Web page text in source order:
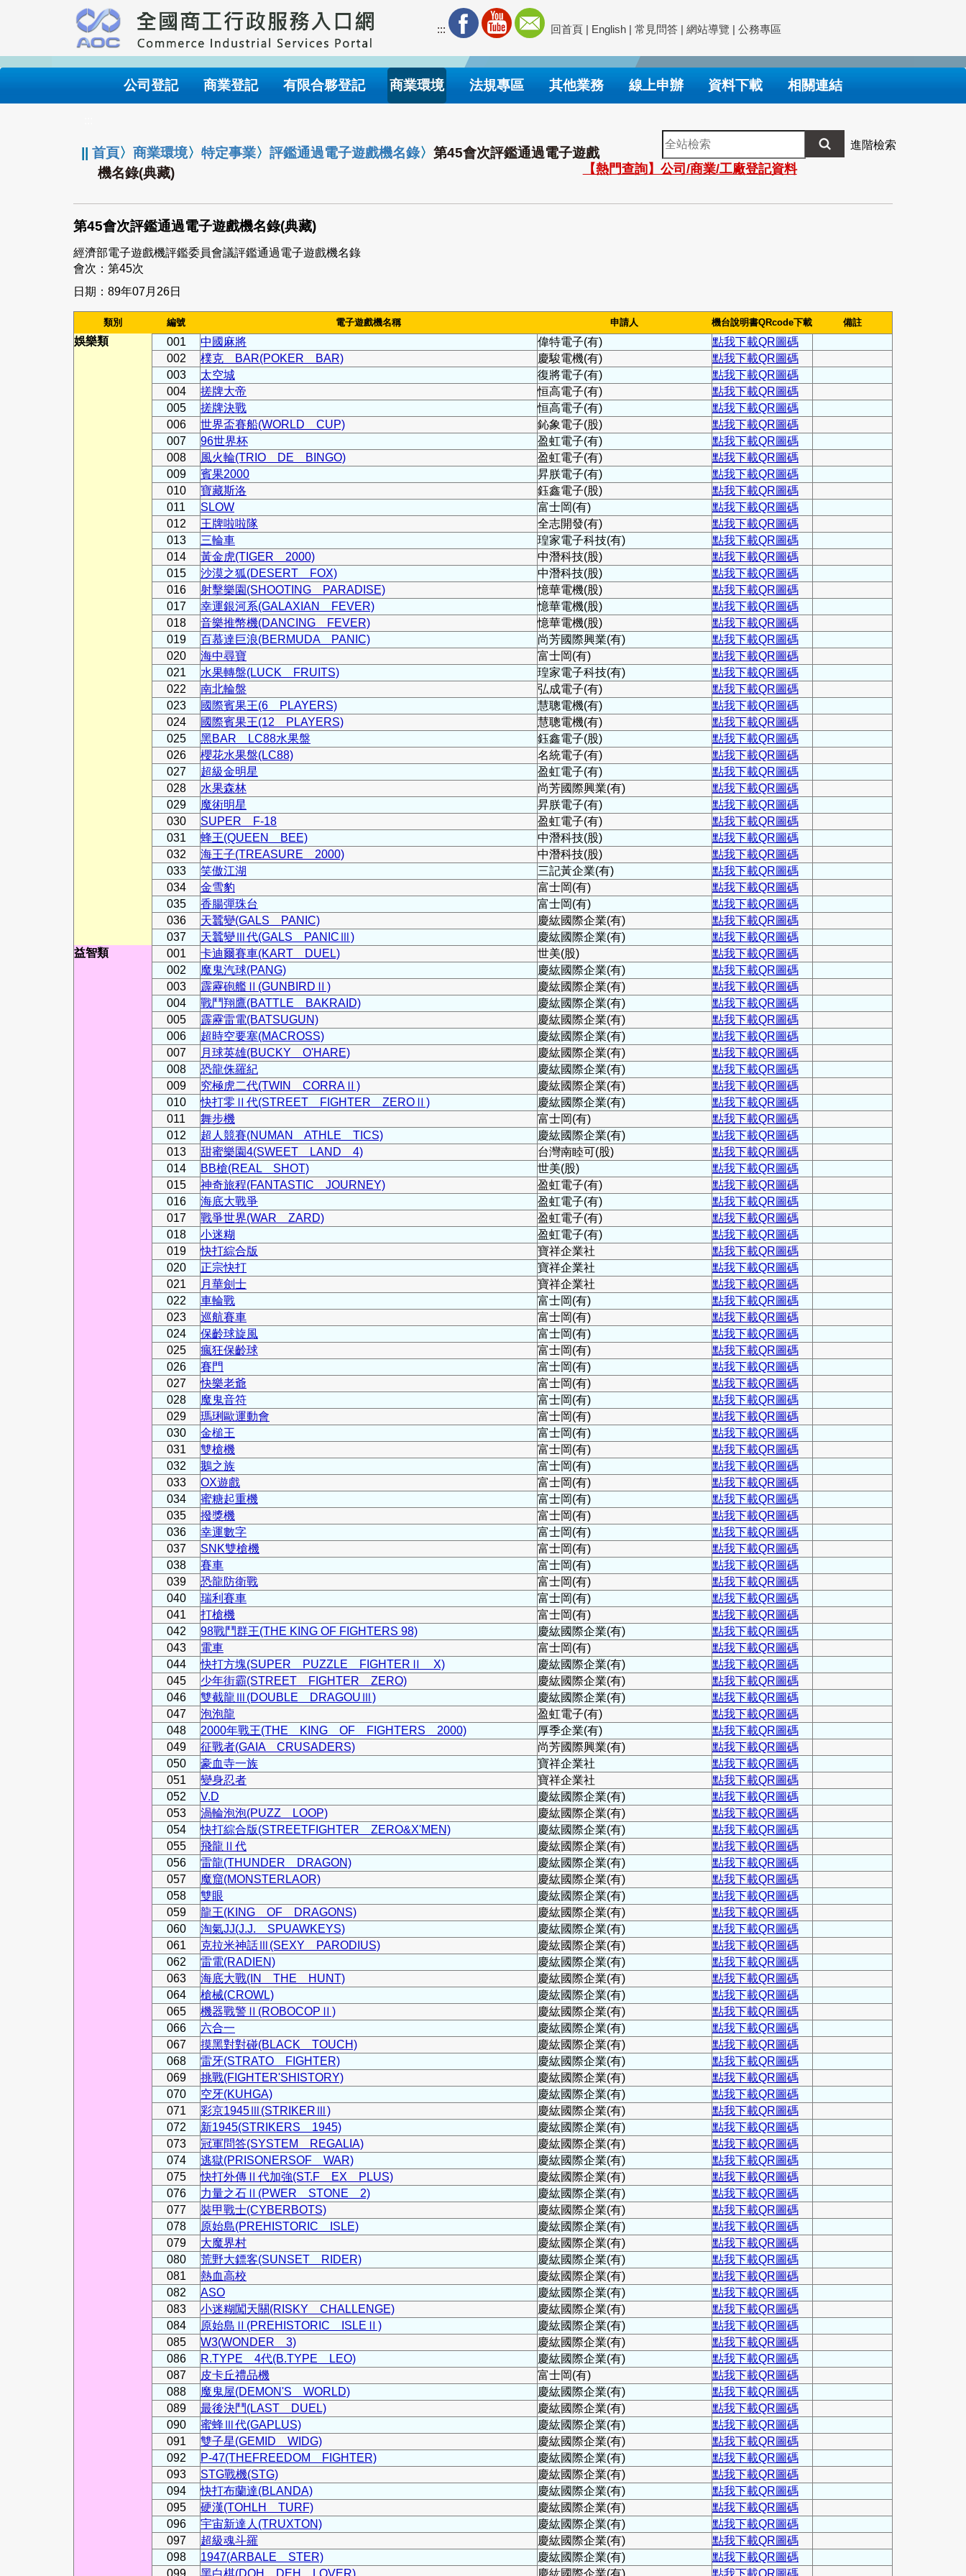
要
內
::: 回首頁 | English | 常見問答 | 網站導覽 | 公務專區
公司登記 商業登記 有限合夥登記 商業環境 法規專區 其他業務 線上申辦 資料下載 相關連結
||首頁〉商業環境〉特定事業〉評鑑通過電子遊戲機名錄〉第45會次評鑑通過電子遊戲
機名錄(典藏)
全
站
檢
進階檢索
【熱門查詢】公司/商業/工廠登記資料
第45會次評鑑通過電子遊戲機名錄(典藏)
經濟部電子遊戲機評鑑委員會議評鑑通過電子遊戲機名錄
會次：第45次
日期：89年07月26日
類別 編號 電子遊戲機名稱 申請人 機台說明書QRcode下載 備註
娛樂類 001 中國麻將 偉特電子(有)
點我下載QR圖碼
002
樸克 BAR(POKER BAR) 慶駿電機(有)
點我下載QR圖碼
003
太空城 復將電子(有)
點我下載QR圖碼
004
搓牌大帝 恒高電子(有)
點我下載QR圖碼
005
搓牌決戰 恒高電子(有)
點我下載QR圖碼
006
世界盃賽船(WORLD CUP) 鈊象電子(股)
點我下載QR圖碼
007
96世界杯 盈虹電子(有)
點我下載QR圖碼
008
風火輪(TRIO DE BINGO) 盈虹電子(有)
點我下載QR圖碼
009
賓果2000 昇朕電子(有)
點我下載QR圖碼
010
寶藏斯洛 鈺鑫電子(股)
點我下載QR圖碼
011
SLOW 富士岡(有)
點我下載QR圖碼
012
王牌啦啦隊 全志開發(有)
點我下載QR圖碼
013
三輪車 瑝家電子科技(有)
點我下載QR圖碼
014
黃金虎(TIGER 2000) 中潛科技(股)
點我下載QR圖碼
015
沙漠之狐(DESERT FOX) 中潛科技(股)
點我下載QR圖碼
016
射擊樂園(SHOOTING PARADISE) 憶華電機(股)
點我下載QR圖碼
017
幸運銀河系(GALAXIAN FEVER) 憶華電機(股)
點我下載QR圖碼
018
音樂推幣機(DANCING FEVER) 憶華電機(股)
點我下載QR圖碼
019
百慕達巨浪(BERMUDA PANIC) 尚芳國際興業(有)
點我下載QR圖碼
020
海中尋寶 富士岡(有)
點我下載QR圖碼
021
水果轉盤(LUCK FRUITS) 瑝家電子科技(有)
點我下載QR圖碼
022
南北輪盤 弘成電子(有)
點我下載QR圖碼
023
國際賓果王(6 PLAYERS) 慧聰電機(有)
點我下載QR圖碼
024
國際賓果王(12 PLAYERS) 慧聰電機(有)
點我下載QR圖碼
025
黑BAR LC88水果盤 鈺鑫電子(股)
點我下載QR圖碼
026
櫻花水果盤(LC88) 名統電子(有)
點我下載QR圖碼
027
超級金明星 盈虹電子(有)
點我下載QR圖碼
028
水果森林 尚芳國際興業(有)
點我下載QR圖碼
029
魔術明星 昇朕電子(有)
點我下載QR圖碼
030
SUPER F-18 盈虹電子(有)
點我下載QR圖碼
031
蜂王(QUEEN BEE) 中潛科技(股)
點我下載QR圖碼
032
海王子(TREASURE 2000) 中潛科技(股)
點我下載QR圖碼
033
笑傲江湖 三記黃企業(有)
點我下載QR圖碼
034
金雪豹 富士岡(有)
點我下載QR圖碼
035
香腸彈珠台 富士岡(有)
點我下載QR圖碼
036
天蠶變(GALS PANIC) 慶紘國際企業(有)
點我下載QR圖碼
037
天蠶變Ⅲ代(GALS PANICⅢ) 慶紘國際企業(有)
點我下載QR圖碼
益智類
001 卡迪爾賽車(KART DUEL) 世美(股)
點我下載QR圖碼
002
魔鬼汽球(PANG) 慶紘國際企業(有)
點我下載QR圖碼
003
霹靂砲艦Ⅱ(GUNBIRDⅡ) 慶紘國際企業(有)
點我下載QR圖碼
004
戰鬥翔鷹(BATTLE BAKRAID) 慶紘國際企業(有)
點我下載QR圖碼
005
霹靂雷電(BATSUGUN) 慶紘國際企業(有)
點我下載QR圖碼
006
超時空要塞(MACROSS) 慶紘國際企業(有)
點我下載QR圖碼
007
月球英雄(BUCKY O'HARE) 慶紘國際企業(有)
點我下載QR圖碼
008
恐龍侏羅紀 慶紘國際企業(有)
點我下載QR圖碼
009
究極虎二代(TWIN CORRAⅡ) 慶紘國際企業(有)
點我下載QR圖碼
010
快打零Ⅱ代(STREET FIGHTER ZEROⅡ) 慶紘國際企業(有)
點我下載QR圖碼
011
舞步機 富士岡(有)
點我下載QR圖碼
012
超人競賽(NUMAN ATHLE TICS) 慶紘國際企業(有)
點我下載QR圖碼
013
甜蜜樂園4(SWEET LAND 4) 台灣南睦可(股)
點我下載QR圖碼
014
BB槍(REAL SHOT) 世美(股)
點我下載QR圖碼
015
神奇旅程(FANTASTIC JOURNEY) 盈虹電子(有)
點我下載QR圖碼
016
海底大戰爭 盈虹電子(有)
點我下載QR圖碼
017
戰爭世界(WAR ZARD) 盈虹電子(有)
點我下載QR圖碼
018
小迷糊 盈虹電子(有)
點我下載QR圖碼
019
快打綜合版 寶祥企業社
點我下載QR圖碼
020
正宗快打 寶祥企業社
點我下載QR圖碼
021
月華劍士 寶祥企業社
點我下載QR圖碼
022
車輪戰 富士岡(有)
點我下載QR圖碼
023
巡航賽車 富士岡(有)
點我下載QR圖碼
024
保齡球旋風 富士岡(有)
點我下載QR圖碼
025
瘋狂保齡球 富士岡(有)
點我下載QR圖碼
026
賽門 富士岡(有)
點我下載QR圖碼
027
快樂老爺 富士岡(有)
點我下載QR圖碼
028
魔鬼音符 富士岡(有)
點我下載QR圖碼
029
瑪琍歐運動會 富士岡(有)
點我下載QR圖碼
030
金槌王 富士岡(有)
點我下載QR圖碼
031
雙槍機 富士岡(有)
點我下載QR圖碼
032
鵝之族 富士岡(有)
點我下載QR圖碼
033
OX遊戲 富士岡(有)
點我下載QR圖碼
034
蜜糖起重機 富士岡(有)
點我下載QR圖碼
035
撥獎機 富士岡(有)
點我下載QR圖碼
036
幸運數字 富士岡(有)
點我下載QR圖碼
037
SNK雙槍機 富士岡(有)
點我下載QR圖碼
038
賽車 富士岡(有)
點我下載QR圖碼
039
恐龍防衛戰 富士岡(有)
點我下載QR圖碼
040
瑞利賽車 富士岡(有)
點我下載QR圖碼
041
打槍機 富士岡(有)
點我下載QR圖碼
042
98戰鬥群王(THE KING OF FIGHTERS 98) 慶紘國際企業(有)
點我下載QR圖碼
043
電車 富士岡(有)
點我下載QR圖碼
044
快打方塊(SUPER PUZZLE FIGHTERⅡ X) 慶紘國際企業(有)
點我下載QR圖碼
045
少年街霸(STREET FIGHTER ZERO) 慶紘國際企業(有)
點我下載QR圖碼
046
雙截龍Ⅲ(DOUBLE DRAGOUⅢ) 慶紘國際企業(有)
點我下載QR圖碼
047
泡泡龍 盈虹電子(有)
點我下載QR圖碼
048
2000年戰王(THE KING OF FIGHTERS 2000) 厚季企業(有)
點我下載QR圖碼
049
征戰者(GAIA CRUSADERS) 尚芳國際興業(有)
點我下載QR圖碼
050
豪血寺一族 寶祥企業社
點我下載QR圖碼
051
變身忍者 寶祥企業社
點我下載QR圖碼
052
V.D 慶紘國際企業(有)
點我下載QR圖碼
053
渦輪泡泡(PUZZ LOOP) 慶紘國際企業(有)
點我下載QR圖碼
054
快打綜合版(STREETFIGHTER ZERO&X'MEN) 慶紘國際企業(有)
點我下載QR圖碼
055
飛龍Ⅱ代 慶紘國際企業(有)
點我下載QR圖碼
056
雷龍(THUNDER DRAGON) 慶紘國際企業(有)
點我下載QR圖碼
057
魔窟(MONSTERLAOR) 慶紘國際企業(有)
點我下載QR圖碼
058
雙眼 慶紘國際企業(有)
點我下載QR圖碼
059
龍王(KING OF DRAGONS) 慶紘國際企業(有)
點我下載QR圖碼
060
淘氣JJ(J.J. SPUAWKEYS) 慶紘國際企業(有)
點我下載QR圖碼
061
克拉米神話Ⅲ(SEXY PARODIUS) 慶紘國際企業(有)
點我下載QR圖碼
062
雷電(RADIEN) 慶紘國際企業(有)
點我下載QR圖碼
063
海底大戰(IN THE HUNT) 慶紘國際企業(有)
點我下載QR圖碼
064
槍械(CROWL) 慶紘國際企業(有)
點我下載QR圖碼
065
機器戰警Ⅱ(ROBOCOPⅡ) 慶紘國際企業(有)
點我下載QR圖碼
066
六合一 慶紘國際企業(有)
點我下載QR圖碼
067
摸黑對對碰(BLACK TOUCH) 慶紘國際企業(有)
點我下載QR圖碼
068
雷牙(STRATO FIGHTER) 慶紘國際企業(有)
點我下載QR圖碼
069
挑戰(FIGHTER'SHISTORY) 慶紘國際企業(有)
點我下載QR圖碼
070
空牙(KUHGA) 慶紘國際企業(有)
點我下載QR圖碼
071
彩京1945Ⅲ(STRIKERⅢ) 慶紘國際企業(有)
點我下載QR圖碼
072
新1945(STRIKERS 1945) 慶紘國際企業(有)
點我下載QR圖碼
073
冠軍問答(SYSTEM REGALIA) 慶紘國際企業(有)
點我下載QR圖碼
074
逃獄(PRISONERSOF WAR) 慶紘國際企業(有)
點我下載QR圖碼
075
快打外傳Ⅱ代加強(ST.F EX PLUS) 慶紘國際企業(有)
點我下載QR圖碼
076
力量之石Ⅱ(PWER STONE 2) 慶紘國際企業(有)
點我下載QR圖碼
077
裝甲戰士(CYBERBOTS) 慶紘國際企業(有)
點我下載QR圖碼
078
原始島(PREHISTORIC ISLE) 慶紘國際企業(有)
點我下載QR圖碼
079
大魔界村 慶紘國際企業(有)
點我下載QR圖碼
080
荒野大鏢客(SUNSET RIDER) 慶紘國際企業(有)
點我下載QR圖碼
081
熱血高校 慶紘國際企業(有)
點我下載QR圖碼
082
ASO 慶紘國際企業(有)
點我下載QR圖碼
083
小迷糊闖天關(RISKY CHALLENGE) 慶紘國際企業(有)
點我下載QR圖碼
084
原始島Ⅱ(PREHISTORIC ISLEⅡ) 慶紘國際企業(有)
點我下載QR圖碼
085
W3(WONDER 3) 慶紘國際企業(有)
點我下載QR圖碼
086
R.TYPE 4代(B.TYPE LEO) 慶紘國際企業(有)
點我下載QR圖碼
087
皮卡丘禮品機 富士岡(有)
點我下載QR圖碼
088
魔鬼屋(DEMON'S WORLD) 慶紘國際企業(有)
點我下載QR圖碼
089
最後決鬥(LAST DUEL) 慶紘國際企業(有)
點我下載QR圖碼
090
蜜蜂Ⅲ代(GAPLUS) 慶紘國際企業(有)
點我下載QR圖碼
091
雙子星(GEMID WIDG) 慶紘國際企業(有)
點我下載QR圖碼
092
P-47(THEFREEDOM FIGHTER) 慶紘國際企業(有)
點我下載QR圖碼
093
STG戰機(STG) 慶紘國際企業(有)
點我下載QR圖碼
094
快打布蘭達(BLANDA) 慶紘國際企業(有)
點我下載QR圖碼
095
硬漢(TOHLH TURF) 慶紘國際企業(有)
點我下載QR圖碼
096
宇宙新達人(TRUXTON) 慶紘國際企業(有)
點我下載QR圖碼
097
超級魂斗羅 慶紘國際企業(有)
點我下載QR圖碼
098
1947(ARBALE STER) 慶紘國際企業(有)
點我下載QR圖碼